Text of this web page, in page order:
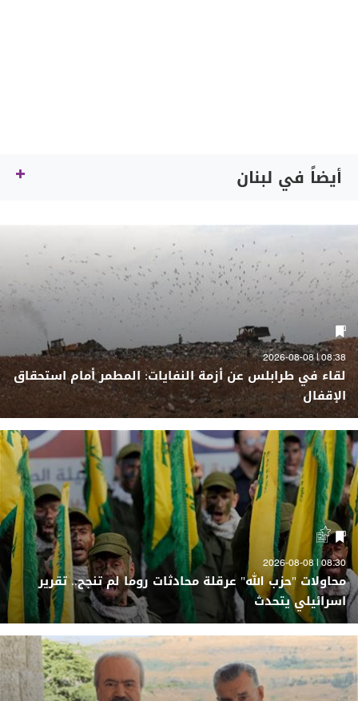
أيضاً في لبنان
08:38 | 2026-08-08
لقاء في طرابلس عن أزمة النفايات: المطمر أمام استحقاق
الإقفال
08:30 | 2026-08-08
محاولات "حزب الله" عرقلة محادثات روما لم تنجح.. تقرير
اسرائيلي يتحدث